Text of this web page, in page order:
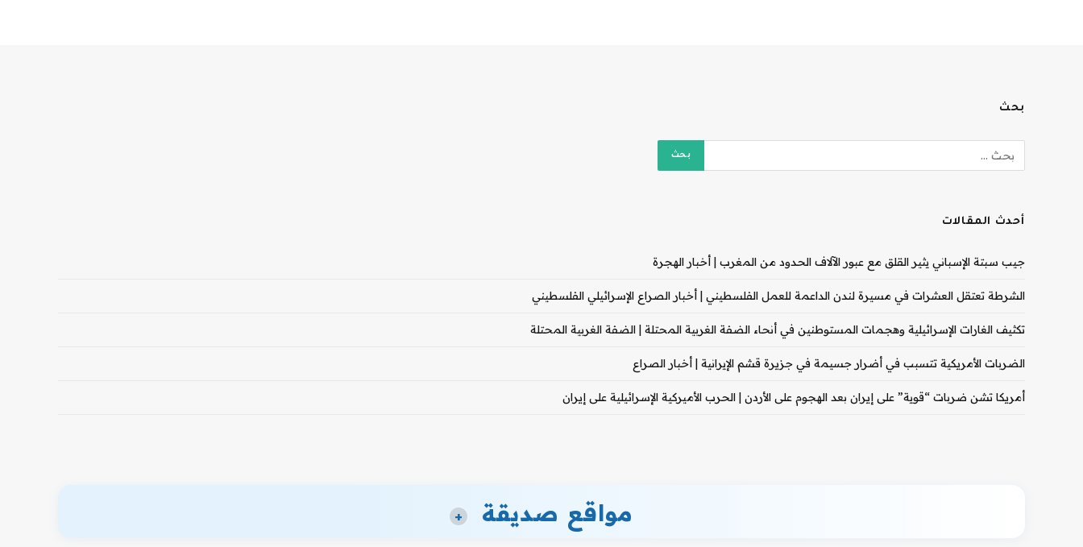
بحث
أحدث المقالات
جيب سبتة الإسباني يثير القلق مع عبور الآلاف الحدود من المغرب | أخبار الهجرة
الشرطة تعتقل العشرات في مسيرة لندن الداعمة للعمل الفلسطيني | أخبار الصراع الإسرائيلي الفلسطيني
تكثيف الغارات الإسرائيلية وهجمات المستوطنين في أنحاء الضفة الغربية المحتلة | الضفة الغربية المحتلة
الضربات الأمريكية تتسبب في أضرار جسيمة في جزيرة قشم الإيرانية | أخبار الصراع
أمريكا تشن ضربات “قوية” على إيران بعد الهجوم على الأردن | الحرب الأميركية الإسرائيلية على إيران
مواقع صديقة +